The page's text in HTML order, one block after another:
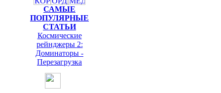
САМЫЕ
ПОПУЛЯРНЫЕ
СТАТЬИ
Космические
рейнджеры 2:
Доминаторы -
Перезагрузка